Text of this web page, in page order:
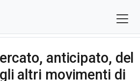
anticipato, del
altri movimenti di